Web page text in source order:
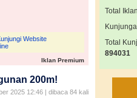
Website
Iklan Premium
200m!
2025 12:46 | dibaca 84 kali
Total Iklan
Total
894031